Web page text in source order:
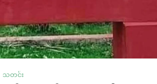
သတင်း